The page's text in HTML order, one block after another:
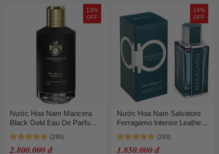
13%
OFF
Nước Hoa Nam Mancera
Black Gold Eau De Parfum
120ml
2.800.000 đ
24%
OFF
Nước Hoa Nam Salvatore
Ferragamo Intense Leather
EDP 100ml
1.850.000 đ